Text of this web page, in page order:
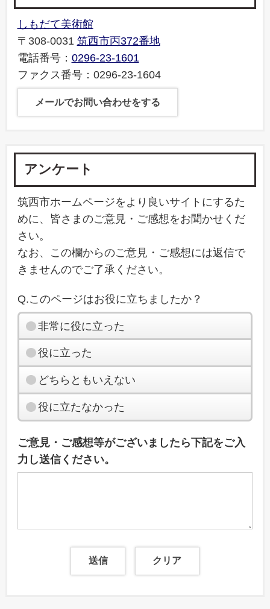
しもだて美術館
〒308-0031 筑西市丙372番地
電話番号： 0296-23-1601
ファクス番号：0296-23-1604
メールでお問い合わせをする
アンケート
筑西市ホームページをより良いサイトにするた
めに、皆さまのご意見・ご感想をお聞かせくだ
さい。
なお、この欄からのご意見・ご感想には返信で
きませんのでご了承ください。
Q.このページはお役に立ちましたか？
非常に役に立った
役に立った
どちらともいえない
役に立たなかった
ご意見・ご感想等がございましたら下記をご入
力し送信ください。